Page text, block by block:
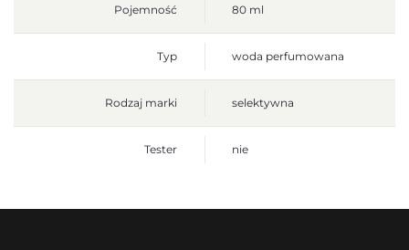
Pojemność 80 ml
Typ woda perfumowana
Rodzaj marki selektywna
Tester nie